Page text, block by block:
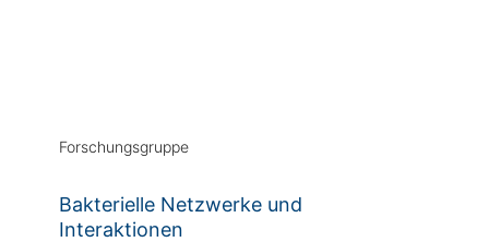
Forschungsgruppe
Bakterielle Netzwerke und
Interaktionen